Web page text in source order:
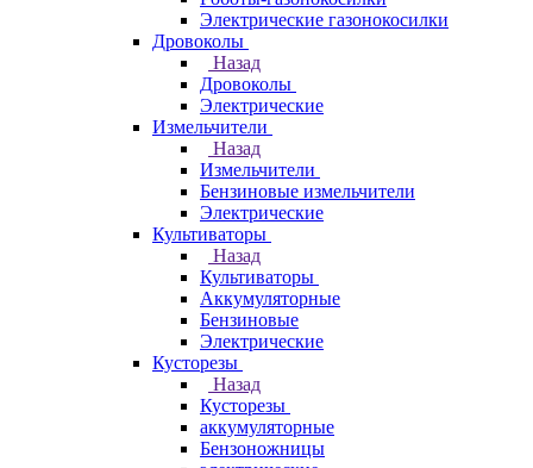
Электрические газонокосилки
Дровоколы
Назад
Дровоколы
Электрические
Измельчители
Назад
Измельчители
Бензиновые измельчители
Электрические
Культиваторы
Назад
Культиваторы
Аккумуляторные
Бензиновые
Электрические
Кусторезы
Назад
Кусторезы
аккумуляторные
Бензоножницы